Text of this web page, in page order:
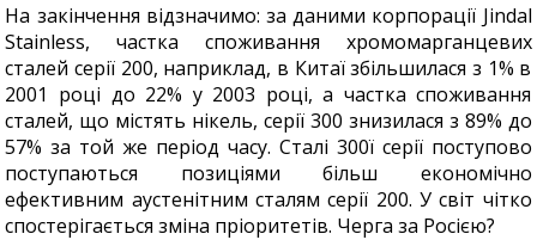
На закінчення відзначимо: за даними корпорації Jindal
Stainless, частка споживання хромомарганцевих
сталей серії 200, наприклад, в Китаї збільшилася з 1% в
2001 році до 22% у 2003 році, а частка споживання
сталей, що містять нікель, серії 300 знизилася з 89% до
57% за той же період часу. Сталі 300ї серії поступово
поступаються позиціями більш економічно
ефективним аустенітним сталям серії 200. У світ чітко
спостерігається зміна пріоритетів. Черга за Росією?